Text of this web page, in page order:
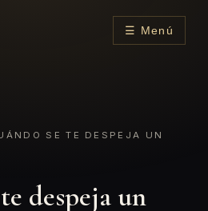
☰ Menú
SE TE DESPEJA UN
despeja un